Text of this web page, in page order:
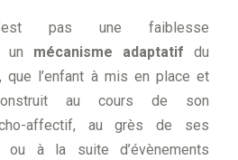
n’est pas une faiblesse
un mécanisme adaptatif du
que l’enfant à mis en place et
au cours de son
affectif, au grès de ses
à la suite d’évènements